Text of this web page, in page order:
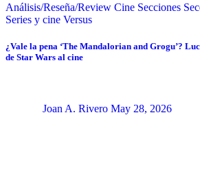
Análisis/Reseña/Review Cine Secciones
Series y cine Versus
¿Vale la pena ‘The Mandalorian and Grogu’?
de Star Wars al cine
Joan A. Rivero May 28, 2026